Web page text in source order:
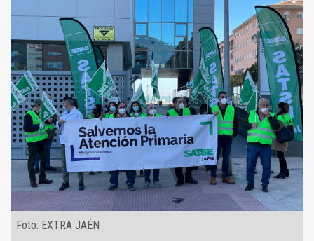
Foto: EXTRA JAÉN